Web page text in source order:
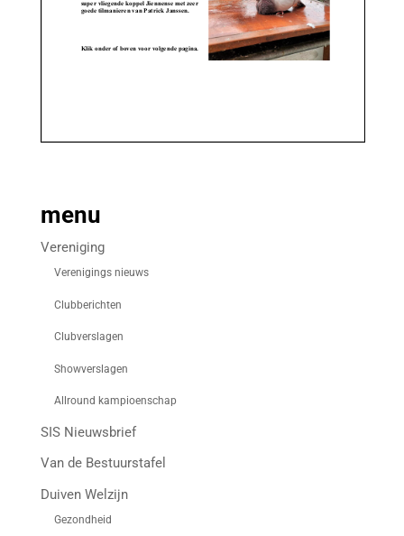
menu
Vereniging
Verenigings nieuws
Clubberichten
Clubverslagen
Showverslagen
Allround kampioenschap
SIS Nieuwsbrief
Van de Bestuurstafel
Duiven Welzijn
Gezondheid